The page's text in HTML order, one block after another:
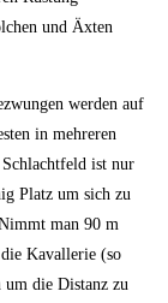
und Äxten
werden auf
in mehreren
ist nur
Platz um sich zu
man 90 m
Kavallerie (so
um die Distanz zu